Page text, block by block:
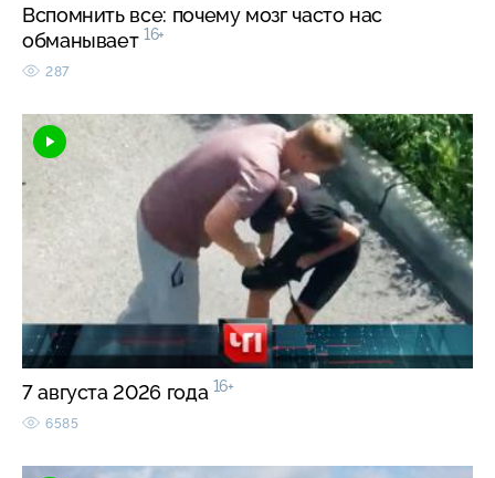
Вспомнить все: почему мозг часто нас
обманывает 16+
287
7 августа 2026 года 16+
6585